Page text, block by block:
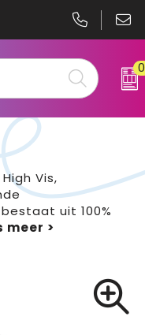
0
Vis,
uit 100%